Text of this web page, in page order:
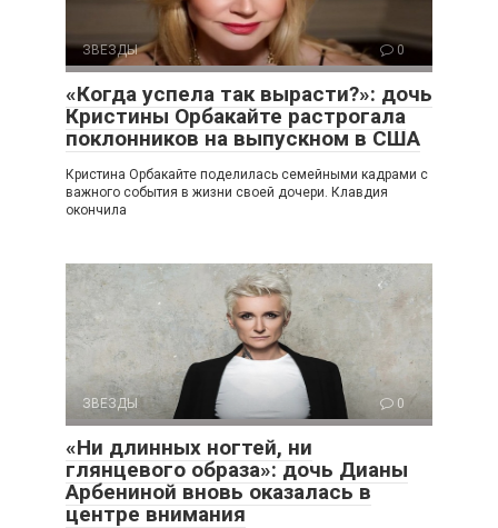
ЗВЕЗДЫ 0
«Когда успела так вырасти?»: дочь
Кристины Орбакайте растрогала
поклонников на выпускном в США
Кристина Орбакайте поделилась семейными кадрами с
важного события в жизни своей дочери. Клавдия
окончила
ЗВЕЗДЫ 0
«Ни длинных ногтей, ни
глянцевого образа»: дочь Дианы
Арбениной вновь оказалась в
центре внимания